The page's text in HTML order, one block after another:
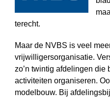
terecht.
Maar de NVBS is veel
vrij­willigers­­organisatie.
zo’n twintig afdelingen die
activiteiten organiseren.
modelbouw. Bij